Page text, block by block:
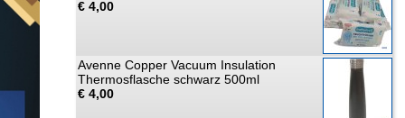
€ 4,00
Avenne Copper Vacuum Insulation
Thermosflasche schwarz 500ml
€ 4,00